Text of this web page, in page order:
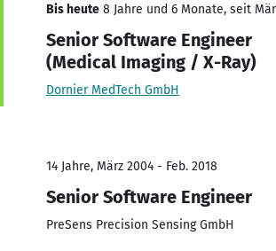
Bis heute 8 Jahre und 6 Monate, seit
Senior Software Engineer
(Medical Imaging / X-Ray)
Dornier MedTech GmbH
14 Jahre, März 2004 - Feb. 2018
Senior Software Engineer
PreSens Precision Sensing GmbH